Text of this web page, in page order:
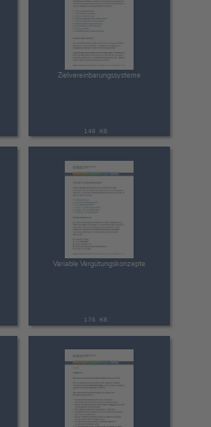
Zielvereinbarungssysteme
140 KB
Variable Vergütungskonzepte
176 KB